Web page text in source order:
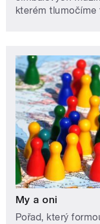
kterém tlumočíme
My a oni
Pořad, který